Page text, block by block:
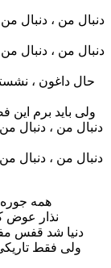
دنبال من ، دنبال
دنبال من ، دنبال
حال داغون ،
ولی باید برم این
دنبال من ، دنبال من
دنبال من ، دنبال من
همه
نذار عوض
دنیا شد قفس
ولی فقط